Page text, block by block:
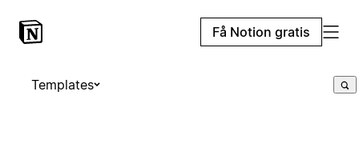
Få Notion gratis
Templates